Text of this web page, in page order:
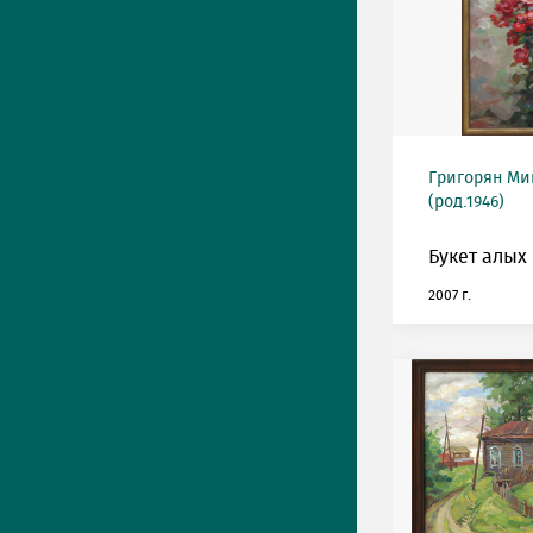
Григорян
(род.1946)
Букет алых
2007 г.